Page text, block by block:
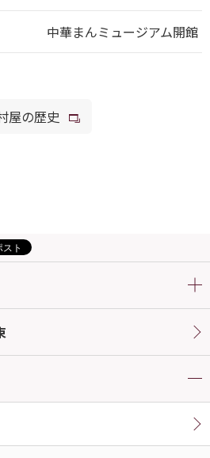
中華まんミュージアム開館
屋の歴史